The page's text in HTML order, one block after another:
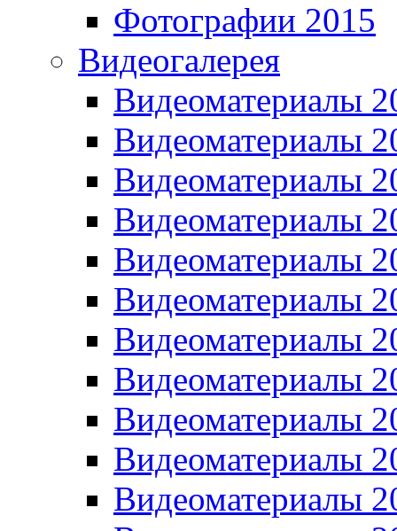
Фотографии 2015
Видеогалерея
Видеоматериалы
Видеоматериалы
Видеоматериалы
Видеоматериалы
Видеоматериалы
Видеоматериалы
Видеоматериалы
Видеоматериалы
Видеоматериалы
Видеоматериалы
Видеоматериалы